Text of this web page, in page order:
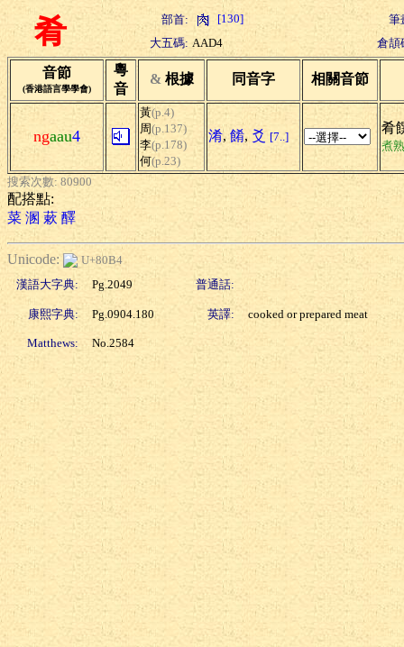
肴 部首: [130]
筆
大五碼: AAD4 倉頡
音節
(香港語言學學會)
粵
音
& 根據 同音字 相關音節
ngaau4
黃(p.4)
周(p.137)
李(p.178)
何(p.23)
淆, 餚, 爻 [7..]
肴
煮
搜索次數: 80900
配搭點:
菜 溷 蔌 醳
Unicode:
U+80B4
漢語大字典:
Pg.2049 普通話:
康熙字典: Pg.0904.180 英譯: cooked or prepared meat
Matthews: No.2584